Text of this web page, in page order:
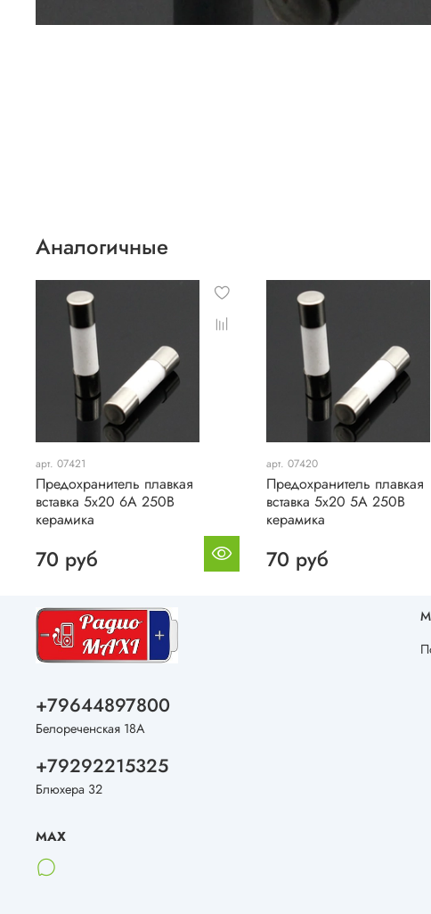
Аналогичные
арт. 07421
Предохранитель плавкая
вставка 5х20 6А 250В
керамика
70 руб
арт. 07420
Предохранитель плавкая
вставка 5х20 5А 250В
керамика
70 руб
+79644897800
Белореченская 18А
+79292215325
Блюхера 32
MAX